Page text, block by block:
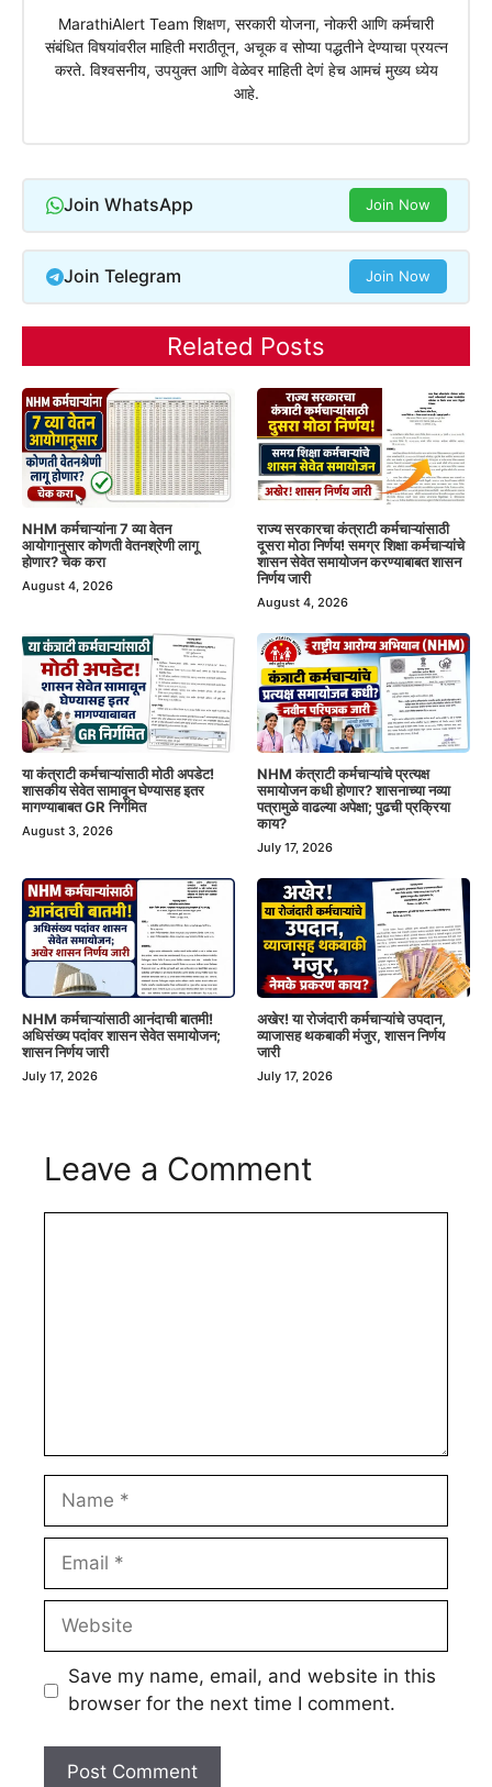
MarathiAlert Team शिक्षण, सरकारी योजना, नोकरी आणि कर्मचारी
संबंधित विषयांवरील माहिती मराठीतून, अचूक व सोप्या पद्धतीने देण्याचा प्रयत्न
करते. विश्वसनीय, उपयुक्त आणि वेळेवर माहिती देणं हेच आमचं मुख्य ध्येय
आहे.
Join WhatsApp Join Now
Join Telegram Join Now
Related Posts
NHM कर्मचाऱ्यांना 7 व्या वेतन
आयोगानुसार कोणती वेतनश्रेणी लागू
होणार? चेक करा
August 4, 2026
राज्य सरकारचा कंत्राटी कर्मचाऱ्यांसाठी
दूसरा मोठा निर्णय! समग्र शिक्षा कर्मचाऱ्यांचे
शासन सेवेत समायोजन करण्याबाबत शासन
निर्णय जारी
August 4, 2026
या कंत्राटी कर्मचाऱ्यांसाठी मोठी अपडेट!
शासकीय सेवेत सामावून घेण्यासह इतर
मागण्याबाबत GR निर्गमित
August 3, 2026
NHM कंत्राटी कर्मचाऱ्यांचे प्रत्यक्ष
समायोजन कधी होणार? शासनाच्या नव्या
पत्रामुळे वाढल्या अपेक्षा; पुढची प्रक्रिया
काय?
July 17, 2026
NHM कर्मचाऱ्यांसाठी आनंदाची बातमी!
अधिसंख्य पदांवर शासन सेवेत समायोजन;
शासन निर्णय जारी
July 17, 2026
अखेर! या रोजंदारी कर्मचाऱ्यांचे उपदान,
व्याजासह थकबाकी मंजुर, शासन निर्णय
जारी
July 17, 2026
Leave a Comment
Name
Email
Website
Save my name, email, and website in this
browser for the next time I comment.